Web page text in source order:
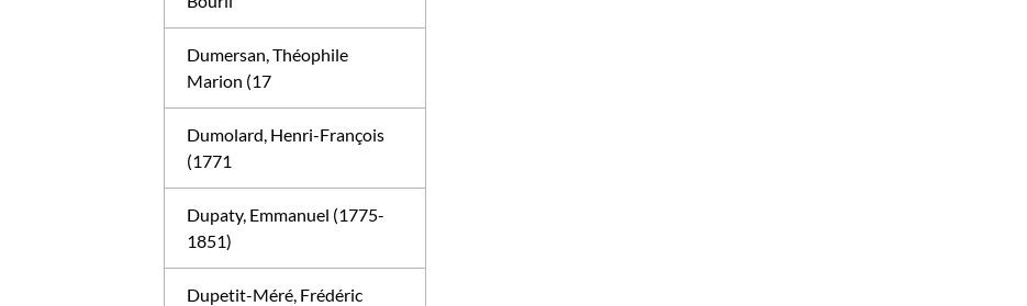
Dumersan, Théophile
Marion (17
Dumolard, Henri-François
(1771
Dupaty, Emmanuel (1775-
1851)
Dupetit-Méré, Frédéric